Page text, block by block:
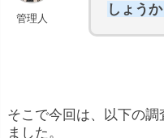
管理人
しょうか
そこで今回は、以下の
ました。